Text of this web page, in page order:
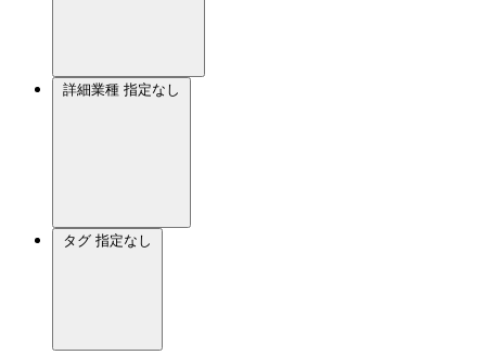
詳細業種 指定なし
タグ 指定なし